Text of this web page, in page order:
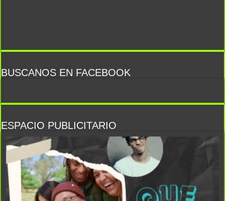
BUSCANOS EN FACEBOOK
ESPACIO PUBLICITARIO